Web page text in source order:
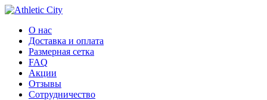
О нас
Доставка и оплата
Размерная сетка
FAQ
Акции
Отзывы
Сотрудничество